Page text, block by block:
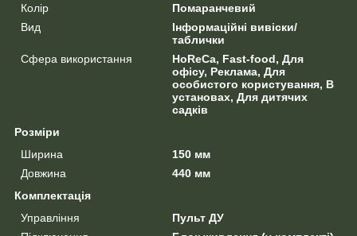
Колір
Помаранчевий
Вид
Інформаційні вивіски/
таблички
Сфера використання
HoReCa, Fast-food, Для
офісу, Реклама, Для
особистого користування, В
установах, Для дитячих
садків
Розміри
Ширина
150 мм
Довжина
440 мм
Комплектація
Управління
Пульт ДУ